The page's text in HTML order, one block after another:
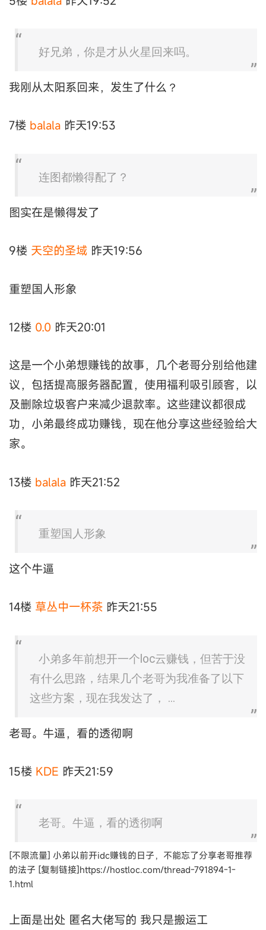
好兄弟，你是才从火星回来吗。
我刚从太阳系回来，发生了什么？
7楼 balala 昨天19:53
连图都懒得配了？
图实在是懒得发了
9楼 天空的圣域 昨天19:56
重塑国人形象
12楼 0.0 昨天20:01
这是一个小弟想赚钱的故事，几个老哥分别给他建
议，包括提高服务器配置，使用福利吸引顾客，以
及删除垃圾客户来减少退款率。这些建议都很成
功，小弟最终成功赚钱，现在他分享这些经验给大
家。
13楼 balala 昨天21:52
重塑国人形象
这个牛逼
14楼 草丛中一杯茶 昨天21:55
小弟多年前想开一个loc云赚钱，但苦于没
有什么思路，结果几个老哥为我准备了以下
这些方案，现在我发达了， ...
老哥。牛逼，看的透彻啊
15楼 KDE 昨天21:59
老哥。牛逼，看的透彻啊
[不限流量] 小弟以前开idc赚钱的日子，不能忘了分享老哥推荐
的法子 [复制链接]https://hostloc.com/thread-791894-1-
1.html
上面是出处 匿名大佬写的 我只是搬运工